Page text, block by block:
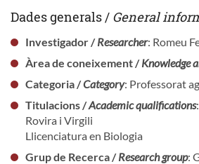
Dades generals / General
Investigador /Researcher: Romeu
Àrea de coneixement /Knowledge
Categoria /Category: Professorat
Titulacions /Academic qualifications
Rovira i Virgili
Llicenciatura en Biologia
Grup de Recerca /Research group: